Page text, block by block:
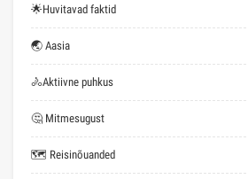
🌟Huvitavad faktid
🌏 Aasia
🚴Aktiivne puhkus
🤔 Mitmesugust
🗺 Reisinõuanded